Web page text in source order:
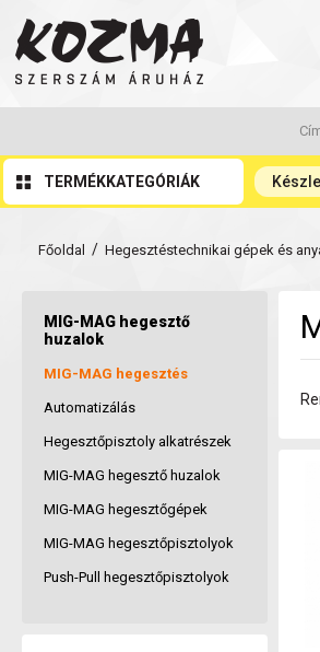
TERMÉKKATEGÓRIÁK
Főoldal / Hegesztéstechnikai gépek és
MIG-MAG hegesztő
huzalok
MIG-MAG hegesztés
Automatizálás
Hegesztőpisztoly alkatrészek
MIG-MAG hegesztő huzalok
MIG-MAG hegesztőgépek
MIG-MAG hegesztőpisztolyok
Push-Pull hegesztőpisztolyok